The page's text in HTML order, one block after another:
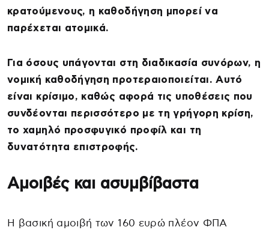
κρατούμενους, η καθοδήγηση μπορεί να
παρέχεται ατομικά.
Για όσους υπάγονται στη διαδικασία συνόρων, η
νομική καθοδήγηση προτεραιοποιείται. Αυτό
είναι κρίσιμο, καθώς αφορά τις υποθέσεις που
συνδέονται περισσότερο με τη γρήγορη κρίση,
το χαμηλό προσφυγικό προφίλ και τη
δυνατότητα επιστροφής.
Αμοιβές και ασυμβίβαστα
Η βασική αμοιβή των 160 ευρώ πλέον ΦΠΑ